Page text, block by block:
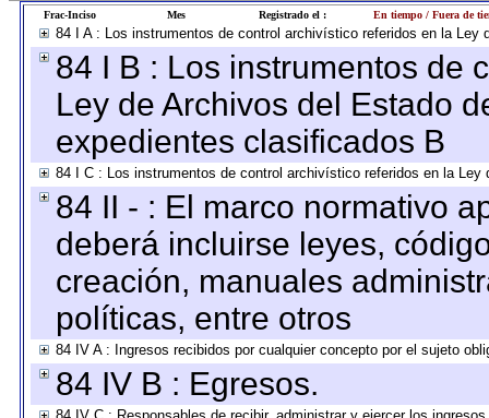
Frac-Inciso Mes Registrado el : En tiempo / Fuera de
84 I A : Los instrumentos de control archivístico referidos en la
84 I B : Los instrumentos de
Ley de Archivos del Estado
expedientes clasificados B
84 I C : Los instrumentos de control archivístico referidos en la
84 II - : El marco normativo
deberá incluirse leyes,
creación, manuales
políticas, entre otros
84 IV A : Ingresos recibidos por cualquier concepto por el sujeto
84 IV B : Egresos.